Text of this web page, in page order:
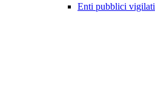
Enti pubblici vigilati